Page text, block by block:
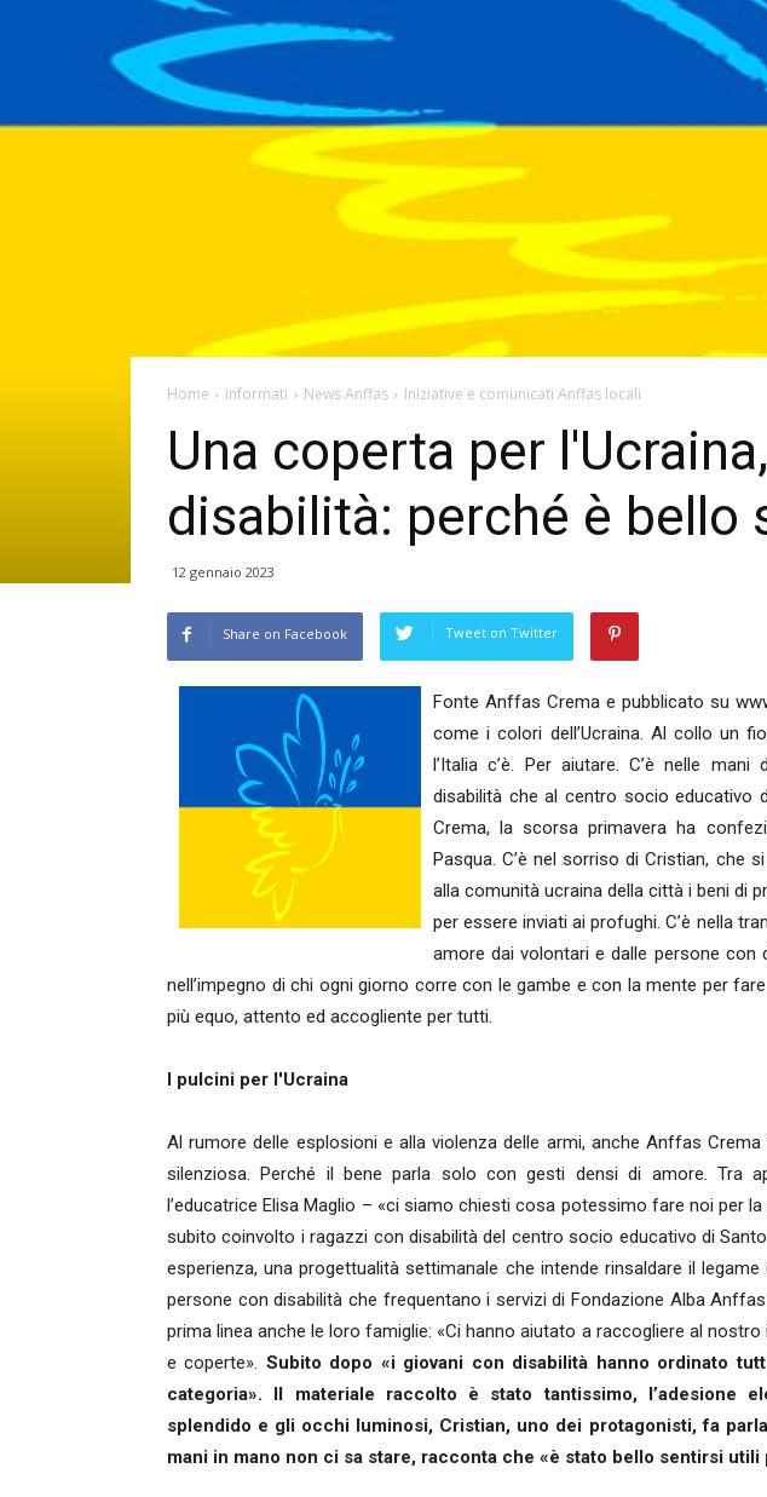
Home Informati News Anffas Iniziative e comunicati Anffas locali
Una coperta per
disabilità: perché è bello
12 gennaio 2023
Share on Facebook Tweet on Twitter
Fonte Anffas Crema e pubblicato su
come i colori dell’Ucraina. Al collo un
l’Italia c’è. Per aiutare. C’è nelle
disabilità che al centro socio educativo
Crema, la scorsa primavera ha
Pasqua. C’è nel sorriso di Cristian, che
alla comunità ucraina della città i beni di
per essere inviati ai profughi. C’è nella
amore dai volontari e dalle persone con
nell’impegno di chi ogni giorno corre con le gambe e con la mente per
più equo, attento ed accogliente per tutti.
I pulcini per l'Ucraina
Al rumore delle esplosioni e alla violenza delle armi, anche Anffas
silenziosa. Perché il bene parla solo con gesti densi di amore. Tra
l’educatrice Elisa Maglio – «ci siamo chiesti cosa potessimo fare noi per
subito coinvolto i ragazzi con disabilità del centro socio educativo di
esperienza, una progettualità settimanale che intende rinsaldare il
persone con disabilità che frequentano i servizi di Fondazione Alba
prima linea anche le loro famiglie: «Ci hanno aiutato a raccogliere al
e coperte». Subito dopo «i giovani con disabilità hanno ordinato
categoria». Il materiale raccolto è stato tantissimo, l’adesione
splendido e gli occhi luminosi, Cristian, uno dei protagonisti, fa
mani in mano non ci sa stare, racconta che «è stato bello sentirsi utili